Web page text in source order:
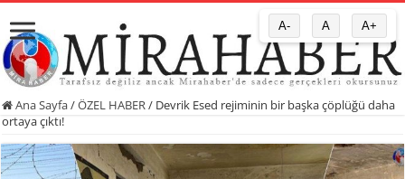
Ana Sayfa/ÖZEL HABER / Devrik Esed rejiminin bir başka çöplüğü daha
ortaya çıktı!
A- A A+